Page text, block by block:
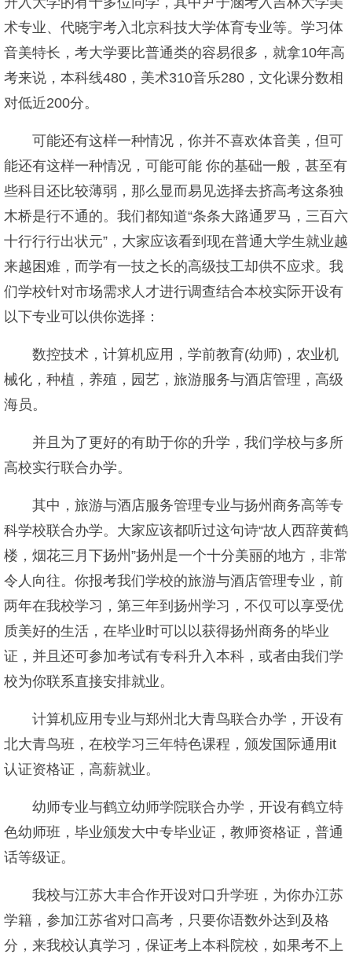
术专业、代晓宇考入北京科技大学体育专业等。学习体
音美特长，考大学要比普通类的容易很多，就拿10年高
考来说，本科线480，美术310音乐280，文化课分数相
对低近200分。
可能还有这样一种情况，你并不喜欢体音美，但可
能还有这样一种情况，可能可能 你的基础一般，甚至有
些科目还比较薄弱，那么显而易见选择去挤高考这条独
木桥是行不通的。我们都知道“条条大路通罗马，三百六
十行行行出状元”，大家应该看到现在普通大学生就业越
来越困难，而学有一技之长的高级技工却供不应求。我
们学校针对市场需求人才进行调查结合本校实际开设有
以下专业可以供你选择：
数控技术，计算机应用，学前教育(幼师)，农业机
械化，种植，养殖，园艺，旅游服务与酒店管理，高级
海员。
并且为了更好的有助于你的升学，我们学校与多所
高校实行联合办学。
其中，旅游与酒店服务管理专业与扬州商务高等专
科学校联合办学。大家应该都听过这句诗“故人西辞黄鹤
楼，烟花三月下扬州”扬州是一个十分美丽的地方，非常
令人向往。你报考我们学校的旅游与酒店管理专业，前
两年在我校学习，第三年到扬州学习，不仅可以享受优
质美好的生活，在毕业时可以以获得扬州商务的毕业
证，并且还可参加考试有专科升入本科，或者由我们学
校为你联系直接安排就业。
计算机应用专业与郑州北大青鸟联合办学，开设有
北大青鸟班，在校学习三年特色课程，颁发国际通用it
认证资格证，高薪就业。
幼师专业与鹤立幼师学院联合办学，开设有鹤立特
色幼师班，毕业颁发大中专毕业证，教师资格证，普通
话等级证。
我校与江苏大丰合作开设对口升学班，为你办江苏
学籍，参加江苏省对口高考，只要你语数外达到及格
分，来我校认真学习，保证考上本科院校，如果考不上